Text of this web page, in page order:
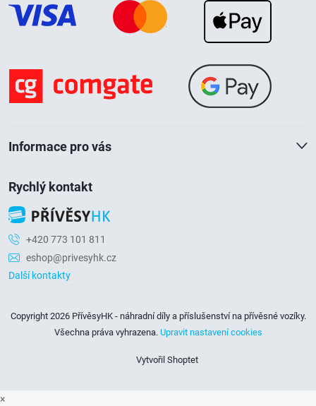
p
Informace pro vás
Rychlý kontakt
+420 773 101 811
eshop@privesyhk.cz
Další kontakty
Vytvořil Shoptet
Copyright 2026 PřívěsyHK - náhradní díly a příslušenství na přívěsné vozíky.
Všechna práva vyhrazena. Upravit nastavení cookies
×